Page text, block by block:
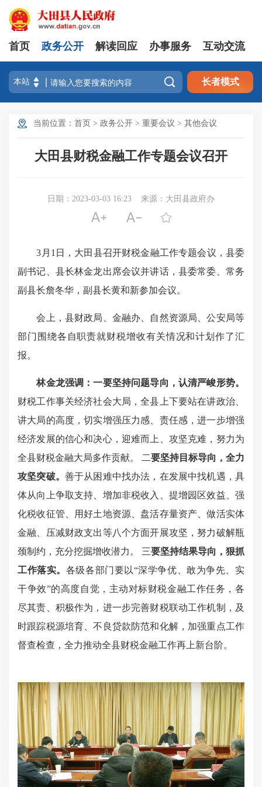
首页 政务公开 解读回应 办事服务 互动交流
 长者模式
当前位置： 首页 > 政务公开 > 重要会议 > 其他会议
大田县财税金融工作专题会议召开
日期：2023-03-03 16:23 来源：大田县政府办
  
3月1日，大田县召开财税金融工作专题会议，县委
副书记、县长林金龙出席会议并讲话，县委常委、常务
副县长詹冬华，副县长黄和新参加会议。
会上，县财政局、金融办、自然资源局、公安局等
部门围绕各自职责就财税增收有关情况和计划作了汇
报。
林金龙强调 ：一要坚持问题导向，认清严峻形势。
财税工作事关经济社会大局，全县上下要站在讲政治、
讲大局的高度，切实增强压力感、责任感，进一步增强
经济发展的信心和决心，迎难而上、攻坚克难，努力为
全县财税金融大局多作贡献。 二要坚持目标导向，全力
攻坚突破。 善于从困难中找办法，在发展中找机遇，具
体从向上争取支持、增加非税收入、提增园区效益、强
化税收征管、用好土地资源、盘活存量资产、做活实体
金融、压减财政支出等八个方面开展攻坚，努力破解瓶
颈制约，充分挖掘增收潜力。 三要坚持结果导向，狠抓
工作落实。 各级各部门要以“深学争优、敢为争先、实
干争效”的高度自觉，主动对标财税金融工作任务，各
尽其责、积极作为，进一步完善财税联动工作机制，及
时跟踪税源培育、不良贷款防范和化解，加强重点工作
督查检查，全力推动全县财税金融工作再上新台阶。